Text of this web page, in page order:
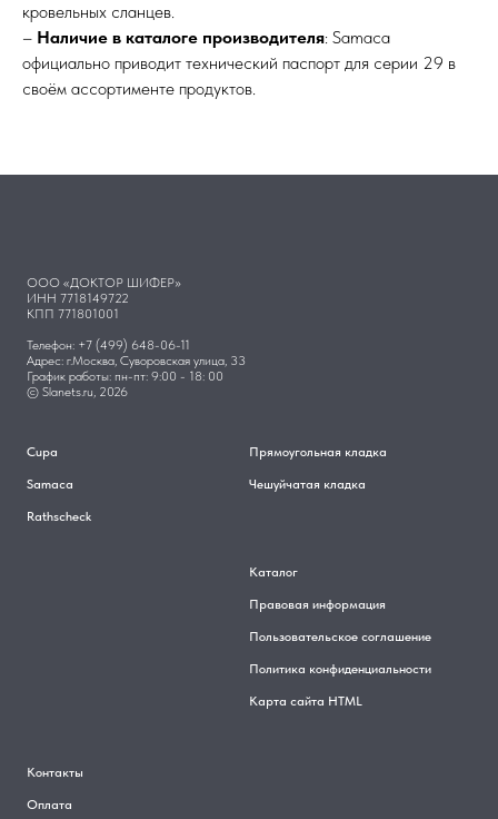
кровельных сланцев.
– Наличие в каталоге производителя: Samaca
официально приводит технический паспорт для серии 29 в
своём ассортименте продуктов.
ООО «ДОКТОР ШИФЕР»
ИНН 7718149722
КПП 771801001
Телефон: +7 (499) 648-06-11
Адрес: г.Москва, Суворовская улица, 33
График работы: пн-пт: 9:00 - 18: 00
© Slanets.ru, 2026
Cupa
Samaca
Rathscheck
Прямоугольная кладка
Чешуйчатая кладка
Каталог
Правовая информация
Пользовательское соглашение
Политика конфиденциальности
Карта сайта HTML
Контакты
Оплата